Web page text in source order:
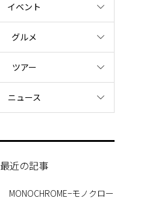
イベント
グルメ
ツアー
ニュース
最近の記事
MONOCHROME−モノクロー